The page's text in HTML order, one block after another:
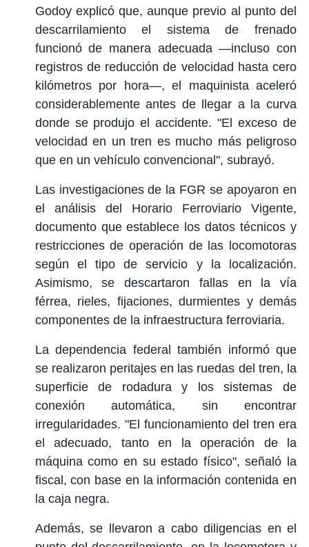
Godoy explicó que, aunque previo al punto del
descarrilamiento el sistema de frenado
funcionó de manera adecuada —incluso con
registros de reducción de velocidad hasta cero
kilómetros por hora—, el maquinista aceleró
considerablemente antes de llegar a la curva
donde se produjo el accidente. "El exceso de
velocidad en un tren es mucho más peligroso
que en un vehículo convencional", subrayó.
Las investigaciones de la FGR se apoyaron en
el análisis del Horario Ferroviario Vigente,
documento que establece los datos técnicos y
restricciones de operación de las locomotoras
según el tipo de servicio y la localización.
Asimismo, se descartaron fallas en la vía
férrea, rieles, fijaciones, durmientes y demás
componentes de la infraestructura ferroviaria.
La dependencia federal también informó que
se realizaron peritajes en las ruedas del tren, la
superficie de rodadura y los sistemas de
conexión automática, sin encontrar
irregularidades. "El funcionamiento del tren era
el adecuado, tanto en la operación de la
máquina como en su estado físico", señaló la
fiscal, con base en la información contenida en
la caja negra.
Además, se llevaron a cabo diligencias en el